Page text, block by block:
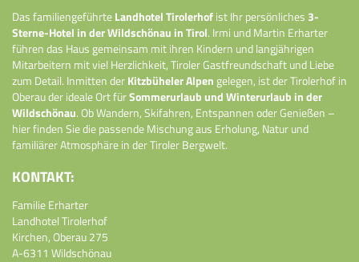
Das familiengeführteLandhotel Tirolerhofist Ihr persönliches 3-
Sterne-Hotel in der Wildschönau in Tirol. Irmi und Martin Erharter
führen das Haus gemeinsam mit ihren Kindern und langjährigen
Mitarbeitern mit viel Herzlichkeit, Tiroler Gastfreundschaft und Liebe
zum Detail. Inmitten derKitzbüheler Alpengelegen, ist der Tirolerhof in
Oberau der ideale Ort fürSommerurlaub und Winterurlaub in der
Wildschönau. Ob Wandern, Skifahren, Entspannen oder Genießen –
hier finden Sie die passende Mischung aus Erholung, Natur und
familiärer Atmosphäre in der Tiroler Bergwelt.
KONTAKT:
Familie Erharter
Landhotel Tirolerhof
Kirchen, Oberau 275
A-6311 Wildschönau